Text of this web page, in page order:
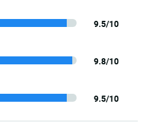
9.5/10
9.8/10
9.5/10